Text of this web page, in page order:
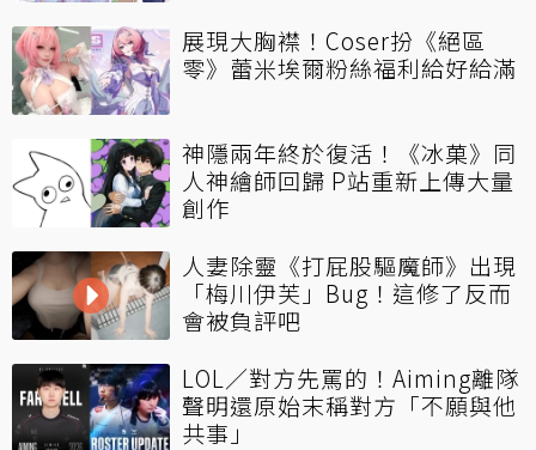
展現大胸襟！Coser扮《絕區
零》蕾米埃爾粉絲福利給好給滿
神隱兩年終於復活！《冰菓》同
人神繪師回歸 P站重新上傳大量
創作
人妻除靈《打屁股驅魔師》出現
「梅川伊芙」Bug！這修了反而
會被負評吧
LOL／對方先罵的！Aiming離隊
聲明還原始末稱對方「不願與他
共事」